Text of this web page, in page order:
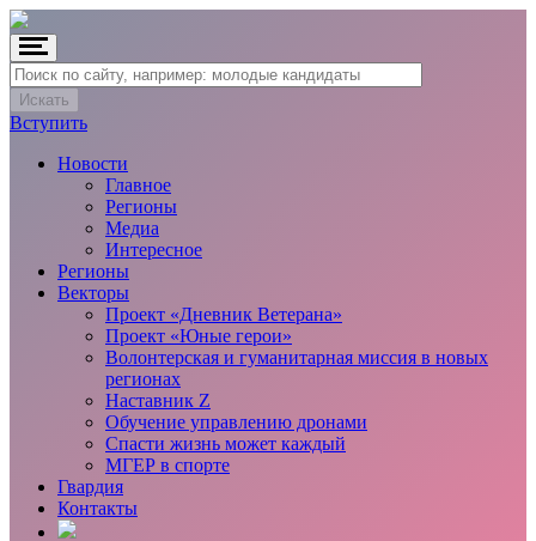
Вступить
Новости
Главное
Регионы
Медиа
Интересное
Регионы
Векторы
Проект «Дневник Ветерана»
Проект «Юные герои»
Волонтерская и гуманитарная миссия в новых
регионах
Наставник Z
Обучение управлению дронами
Спасти жизнь может каждый
МГЕР в спорте
Гвардия
Контакты